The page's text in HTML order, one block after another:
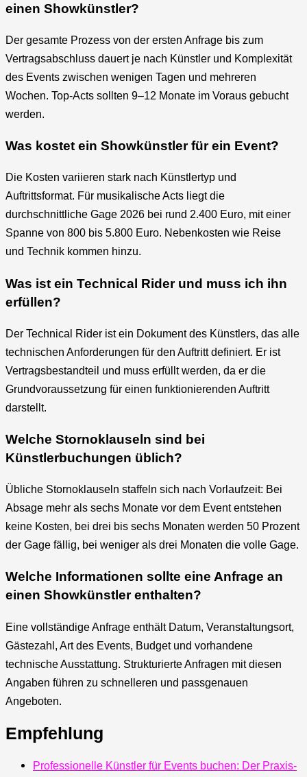
einen Showkünstler?
Der gesamte Prozess von der ersten Anfrage bis zum
Vertragsabschluss dauert je nach Künstler und Komplexität
des Events zwischen wenigen Tagen und mehreren
Wochen. Top-Acts sollten 9–12 Monate im Voraus gebucht
werden.
Was kostet ein Showkünstler für ein Event?
Die Kosten variieren stark nach Künstlertyp und
Auftrittsformat. Für musikalische Acts liegt die
durchschnittliche Gage 2026 bei rund 2.400 Euro, mit einer
Spanne von 800 bis 5.800 Euro. Nebenkosten wie Reise
und Technik kommen hinzu.
Was ist ein Technical Rider und muss ich ihn
erfüllen?
Der Technical Rider ist ein Dokument des Künstlers, das alle
technischen Anforderungen für den Auftritt definiert. Er ist
Vertragsbestandteil und muss erfüllt werden, da er die
Grundvoraussetzung für einen funktionierenden Auftritt
darstellt.
Welche Stornoklauseln sind bei
Künstlerbuchungen üblich?
Übliche Stornoklauseln staffeln sich nach Vorlaufzeit: Bei
Absage mehr als sechs Monate vor dem Event entstehen
keine Kosten, bei drei bis sechs Monaten werden 50 Prozent
der Gage fällig, bei weniger als drei Monaten die volle Gage.
Welche Informationen sollte eine Anfrage an
einen Showkünstler enthalten?
Eine vollständige Anfrage enthält Datum, Veranstaltungsort,
Gästezahl, Art des Events, Budget und vorhandene
technische Ausstattung. Strukturierte Anfragen mit diesen
Angaben führen zu schnelleren und passgenauen
Angeboten.
Empfehlung
Professionelle Künstler für Events buchen: Der Praxis-